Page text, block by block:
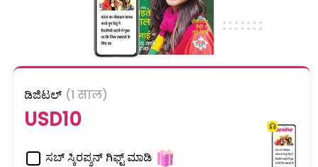
ಡಿಜಿಟಲ್ (1 साल)
USD10
ಸಬ್ ಸ್ಕಿರಪ್ಶನ್ ಗಿಫ್ಟ್ ಮಾಡಿ